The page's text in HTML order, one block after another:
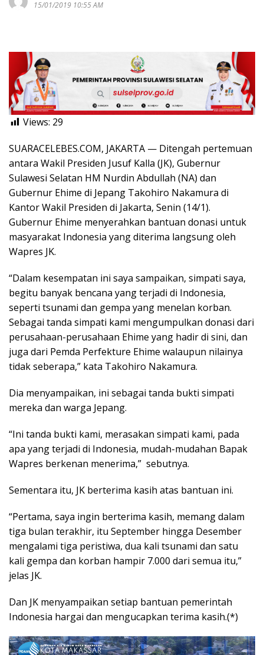
15/01/2019 10:55 AM
Views: 29
SUARACELEBES.COM, JAKARTA — Ditengah pertemuan
antara Wakil Presiden Jusuf Kalla (JK), Gubernur
Sulawesi Selatan HM Nurdin Abdullah (NA) dan
Gubernur Ehime di Jepang Takohiro Nakamura di
Kantor Wakil Presiden di Jakarta, Senin (14/1).
Gubernur Ehime menyerahkan bantuan donasi untuk
masyarakat Indonesia yang diterima langsung oleh
Wapres JK.
“Dalam kesempatan ini saya sampaikan, simpati saya,
begitu banyak bencana yang terjadi di Indonesia,
seperti tsunami dan gempa yang menelan korban.
Sebagai tanda simpati kami mengumpulkan donasi dari
perusahaan-perusahaan Ehime yang hadir di sini, dan
juga dari Pemda Perfekture Ehime walaupun nilainya
tidak seberapa,” kata Takohiro Nakamura.
Dia menyampaikan, ini sebagai tanda bukti simpati
mereka dan warga Jepang.
“Ini tanda bukti kami, merasakan simpati kami, pada
apa yang terjadi di Indonesia, mudah-mudahan Bapak
Wapres berkenan menerima,” sebutnya.
Sementara itu, JK berterima kasih atas bantuan ini.
“Pertama, saya ingin berterima kasih, memang dalam
tiga bulan terakhir, itu September hingga Desember
mengalami tiga peristiwa, dua kali tsunami dan satu
kali gempa dan korban hampir 7.000 dari semua itu,”
jelas JK.
Dan JK menyampaikan setiap bantuan pemerintah
Indonesia hargai dan mengucapkan terima kasih.(*)